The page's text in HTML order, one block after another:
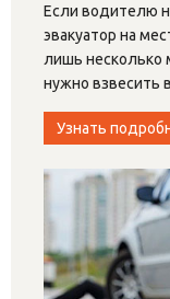
Если водителю
эвакуатор на
лишь несколько
нужно взвесить
Узнать